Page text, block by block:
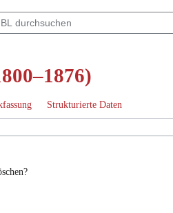
Strukturierte Daten